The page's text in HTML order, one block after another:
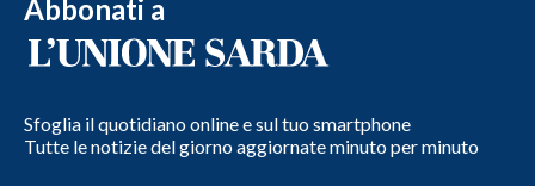
Abbonati a
Sfoglia il quotidiano online e sul tuo smartphone
Tutte le notizie del giorno aggiornate minuto per minuto